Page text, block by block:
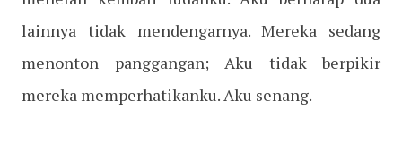
lainnya tidak mendengarnya. Mereka sedang
menonton panggangan; Aku tidak berpikir
mereka memperhatikanku. Aku senang.